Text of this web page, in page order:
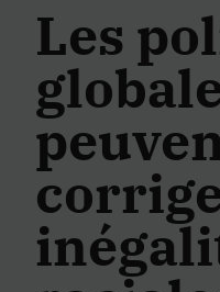
Les